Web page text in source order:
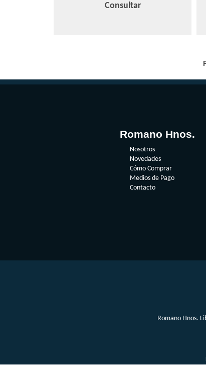
Consultar
Romano Hnos.
Nosotros
Novedades
Cómo Comprar
Medios de Pago
Contacto
Romano Hnos.